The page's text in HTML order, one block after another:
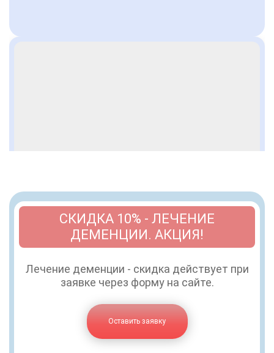
СКИДКА 10% - ЛЕЧЕНИЕ
ДЕМЕНЦИИ. АКЦИЯ!
Лечение деменции - скидка действует при
заявке через форму на сайте.
Оставить заявку